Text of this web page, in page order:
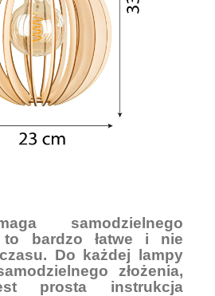
samodzielnego
to bardzo łatwe i nie
Do każdej lampy
złożenia,
prosta instrukcja